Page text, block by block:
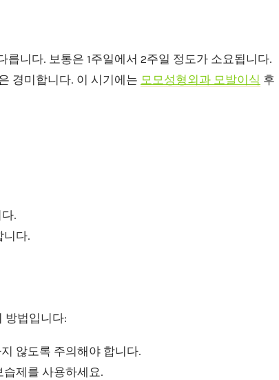
니다. 보통은 1주일에서 2주일 정도가 소요됩니다.
경미합니다. 이 시기에는 모모성형외과 모발이식 후
.
니다.
방법입니다:
않도록 주의해야 합니다.
제를 사용하세요.